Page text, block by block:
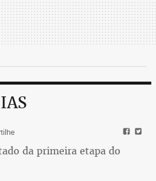
da primeira etapa do